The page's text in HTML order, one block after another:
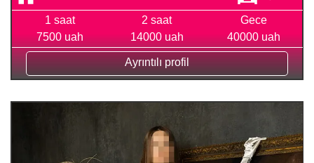
1 saat
7500 uah
2 saat
14000 uah
Gece
40000 uah
Ayrıntılı profil